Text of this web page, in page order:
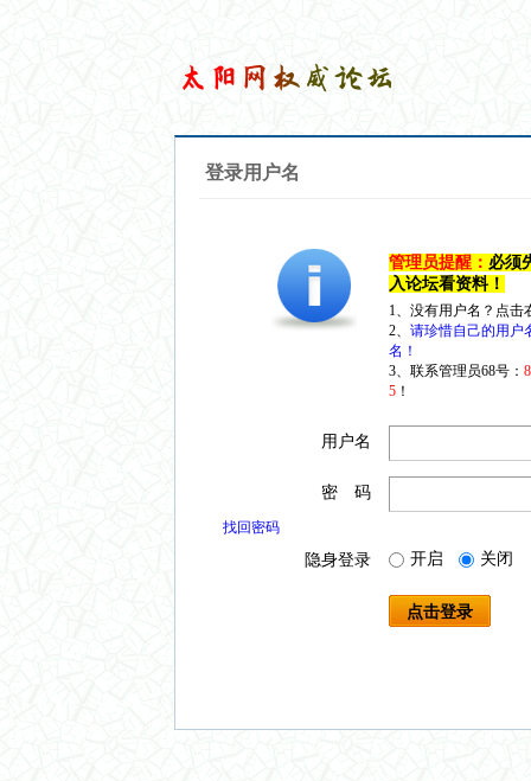
登录用户名
管理员提醒： 必须
入论坛看资料！
1、没有用户名？点
2、 请珍惜自己的用户
名！
3、联系管理员68号：
5 ！
用户名
密 码
找回密码
隐身登录 开启 关闭
点击登录